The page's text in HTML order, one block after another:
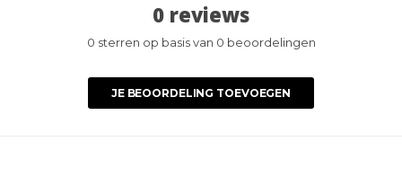
0 reviews
0 sterren op basis van 0 beoordelingen
JE BEOORDELING TOEVOEGEN